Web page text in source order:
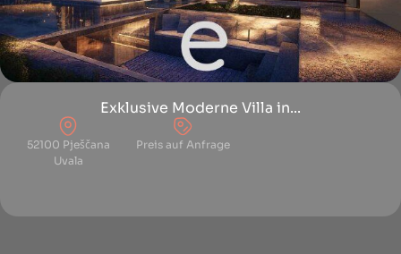
Exklusive Moderne Villa in...
52100 Pješčana
Uvala
Preis auf Anfrage